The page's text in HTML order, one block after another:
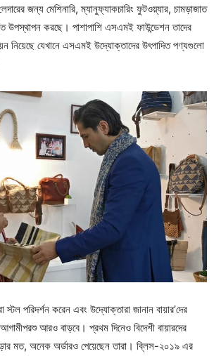
জন্য মেশিনারি, ম্যানুফ্যাকচারিং ফুটওয়্যার, চামড়াজাত
উপস্থাপন করছে। পাশাপাশি এসএমই ফাউন্ডেশন তাদের
নিয়েছে যেখানে এসএমই উদ্যোক্তাদের উৎপাদিত পণ্যগুলো
স্টল পরিদর্শন করেন এবং উদ্যোক্তারা জানান বায়ার’দের
আরও বাড়বে। প্রথম দিনেও বিদেশী বায়ারদের
মত, অনেক অর্ডারও পেয়েছেন তারা। ব্লিস-২০১৯ এর